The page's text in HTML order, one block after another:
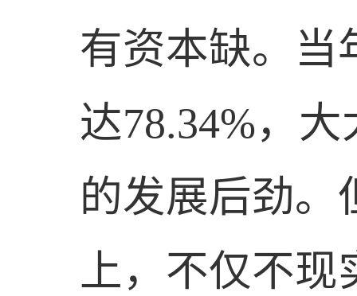
有资本缺。当
达78.34%，
的发展后劲。
上，不仅不现